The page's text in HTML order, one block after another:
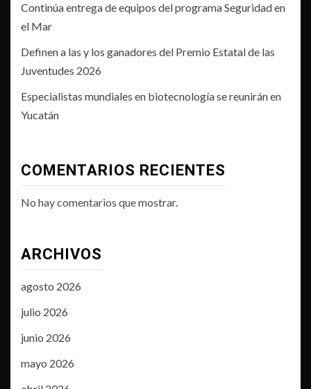
Continúa entrega de equipos del programa Seguridad en
el Mar
Definen a las y los ganadores del Premio Estatal de las
Juventudes 2026
Especialistas mundiales en biotecnología se reunirán en
Yucatán
COMENTARIOS RECIENTES
No hay comentarios que mostrar.
ARCHIVOS
agosto 2026
julio 2026
junio 2026
mayo 2026